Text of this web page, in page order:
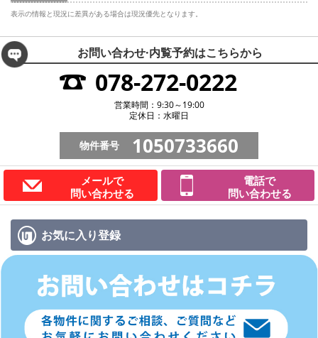
表示の情報と現況に差異がある場合は現況優先となります。
お問い合わせ·内覧予約はこちらから
078-272-0222
営業時間：9:30～19:00
定休日：水曜日
物件番号 1050733660
メールで
問い合わせる
電話で
問い合わせる
お気に入り登録